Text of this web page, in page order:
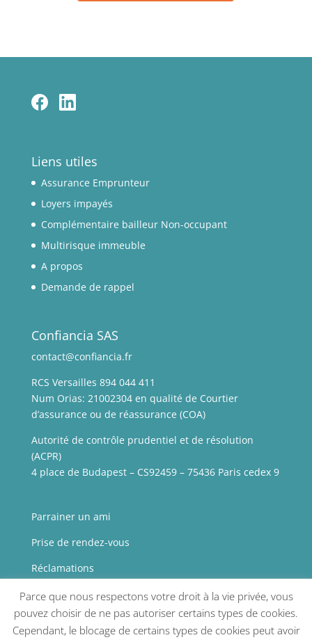
Liens utiles
Assurance Emprunteur
Loyers impayés
Complémentaire bailleur Non-occupant
Multirisque immeuble
A propos
Demande de rappel
Confiancia SAS
contact@confiancia.fr
RCS Versailles 894 044 411
Num Orias: 21002304 en qualité de Courtier
d’assurance ou de réassurance (COA)
Autorité de contrôle prudentiel et de résolution
(ACPR)
4 place de Budapest – CS92459 – 75436 Paris cedex 9
Parrainer un ami
Prise de rendez-vous
Réclamations
Presse
Mentions légales
Parce que nous respectons votre droit à la vie privée, vous
pouvez choisir de ne pas autoriser certains types de cookies.
Cependant, le blocage de certains types de cookies peut avoir